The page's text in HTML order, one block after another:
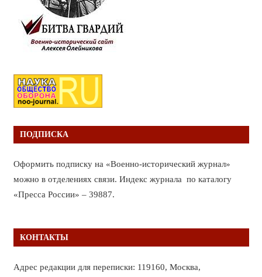
ПОДПИСКА
Оформить подписку на «Военно-исторический журнал»
можно в отделениях связи. Индекс журнала по каталогу
«Пресса России» – 39887.
КОНТАКТЫ
Адрес редакции для переписки: 119160, Москва,